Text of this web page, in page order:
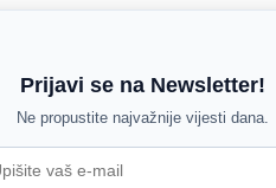
Prijavi se na Newsletter!
Ne propustite najvažnije vijesti dana.